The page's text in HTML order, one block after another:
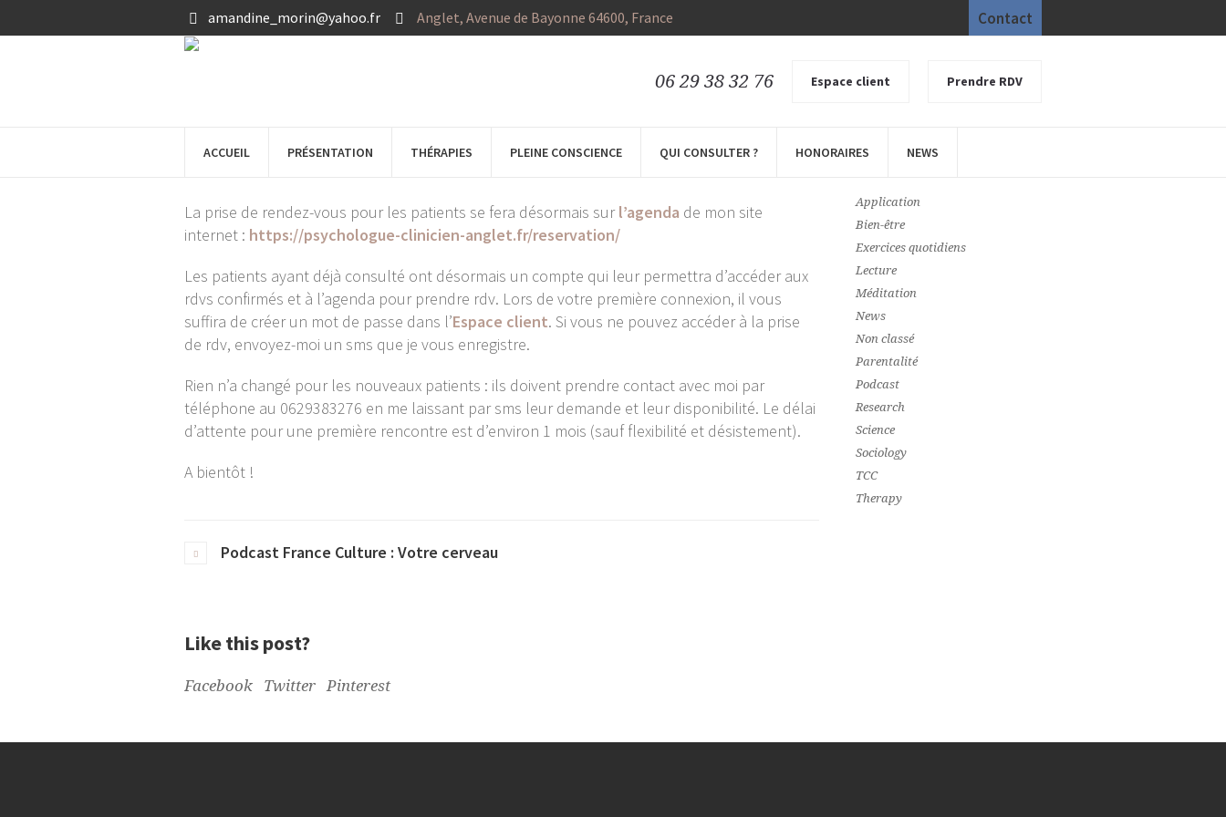
Contact
amandine_morin@yahoo.fr Anglet, Avenue de Bayonne 64600, France
06 29 38 32 76 Espace client Prendre RDV
ACCUEIL PRÉSENTATION THÉRAPIES PLEINE CONSCIENCE QUI CONSULTER ? HONORAIRES NEWS
La prise de rendez-vous pour les patients se fera désormais surl’agenda de mon site
internet : https://psychologue-clinicien-anglet.fr/reservation/
Les patients ayant déjà consulté ont désormais un compte qui leur permettra d’accéder aux
rdvs confirmés et à l’agenda pour prendre rdv. Lors de votre première connexion, il vous
suffira de créer un mot de passe dans l’Espace client. Si vous ne pouvez accéder à la prise
de rdv, envoyez-moi un sms que je vous enregistre.
Rien n’a changé pour les nouveaux patients : ils doivent prendre contact avec moi par
téléphone au 0629383276 en me laissant par sms leur demande et leur disponibilité. Le délai
d’attente pour une première rencontre est d’environ 1 mois (sauf flexibilité et désistement).
A bientôt !
Podcast France Culture : Votre cerveau
Like this post?
Facebook Twitter Pinterest
CATEGORIES
Application
Bien-être
Exercices quotidiens
Lecture
Méditation
News
Non classé
Parentalité
Podcast
Research
Science
Sociology
TCC
Therapy